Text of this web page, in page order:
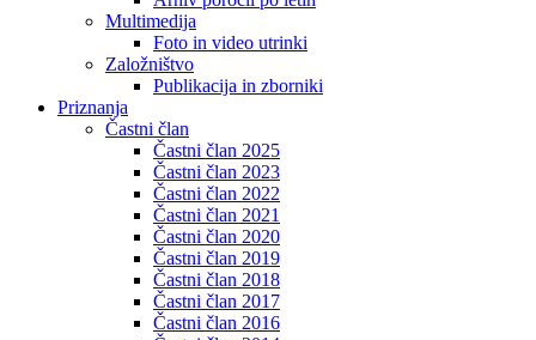
Multimedija
Foto in video utrinki
Založništvo
Publikacija in zborniki
Priznanja
Častni član
Častni član 2025
Častni član 2023
Častni član 2022
Častni član 2021
Častni član 2020
Častni član 2019
Častni član 2018
Častni član 2017
Častni član 2016